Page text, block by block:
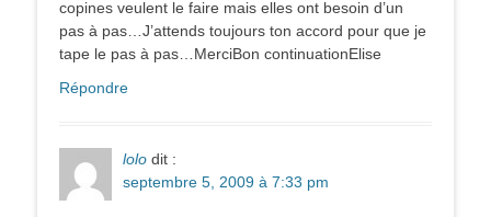
copines veulent le faire mais elles ont besoin d’un
pas à pas…J’attends toujours ton accord pour que je
tape le pas à pas…MerciBon continuationElise
Répondre
lolo dit :
septembre 5, 2009 à 7:33 pm